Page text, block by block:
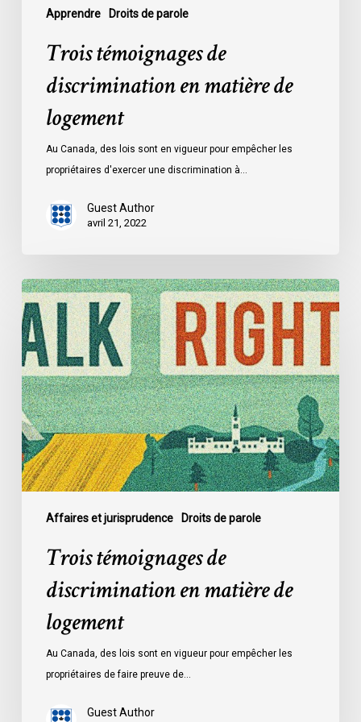
Apprendre Droits de parole
Trois témoignages de
discrimination en matière de
logement
Au Canada, des lois sont en vigueur pour empêcher les
propriétaires d'exercer une discrimination à…
Guest Author
avril 21, 2022
Affaires et jurisprudence Droits de parole
Trois
témoignages
de
discrimination
en
matière
de
logement
Trois témoignages de
discrimination en matière de
logement
Au Canada, des lois sont en vigueur pour empêcher les
propriétaires de faire preuve de…
Guest Author